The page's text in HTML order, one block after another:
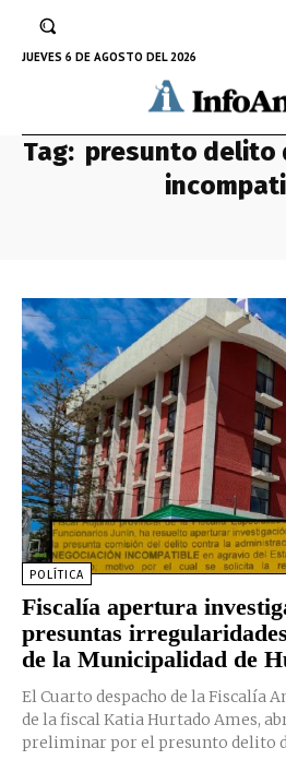
JUEVES 6 DE AGOSTO DEL 2026
Tag: presunto delito
POLÍTICA
Fiscalía apertura
presuntas
de la Municipalidad de
El Cuarto despacho de la Fiscalía
de la fiscal Katia Hurtado Ames,
preliminar por el presunto delito